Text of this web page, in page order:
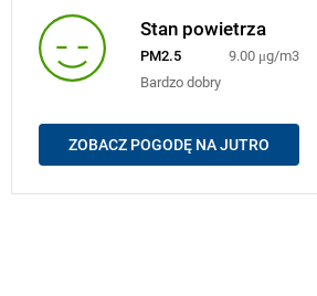
Stan powietrza
PM2.5
9.00 μg/m3
Bardzo dobry
ZOBACZ POGODĘ NA JUTRO